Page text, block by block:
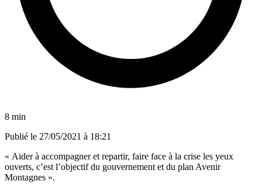
8 min
Publié le 27/05/2021 à 18:21
« Aider à accompagner et repartir, faire face à la crise les yeux
ouverts, c’est l’objectif du gouvernement et du plan Avenir
Montagnes ».